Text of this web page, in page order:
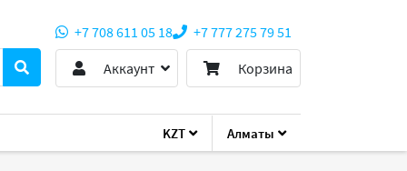
KZT Алматы
+7 708 611 05 18
+7 777 275 79 51
Аккаунт
Корзина